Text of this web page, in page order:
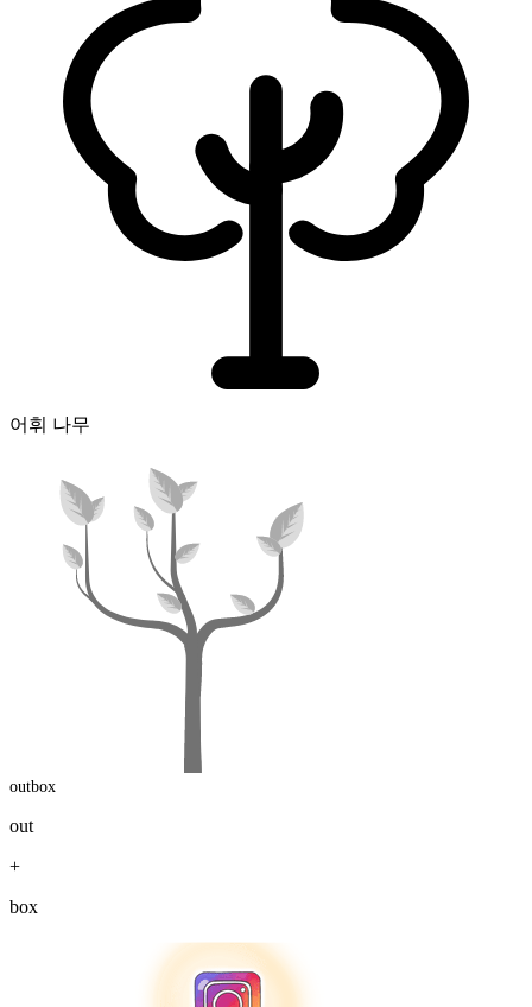
어휘 나무
outbox
out
+
box